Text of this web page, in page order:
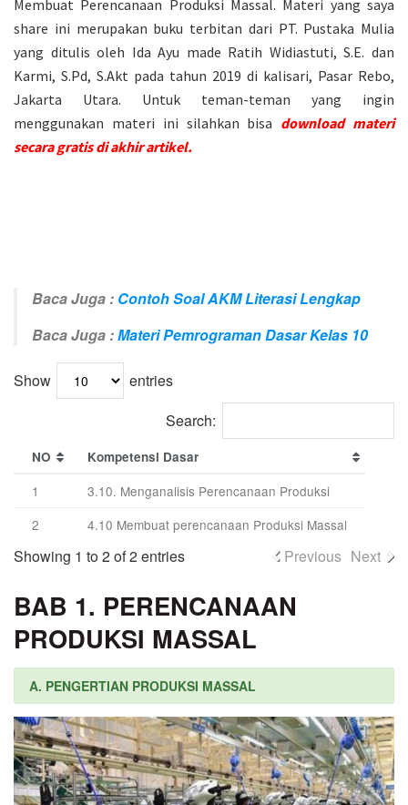
Membuat Perencanaan Produksi Massal. Materi yang saya
share ini merupakan buku terbitan dari PT. Pustaka Mulia
yang ditulis oleh Ida Ayu made Ratih Widiastuti, S.E. dan
Karmi, S.Pd, S.Akt pada tahun 2019 di kalisari, Pasar Rebo,
Jakarta Utara. Untuk teman-teman yang ingin
menggunakan materi ini silahkan bisa download materi
secara gratis di akhir artikel.
Baca Juga : Contoh Soal AKM Literasi Lengkap
Baca Juga :Materi Pemrograman Dasar Kelas 10
Show
entries
Search:
NO Kompetensi Dasar
1
3.10. Menganalisis Perencanaan Produksi
2
4.10 Membuat perencanaan Produksi Massal
Showing 1 to 2 of 2 entries Previous Next
BAB 1. PERENCANAAN
PRODUKSI MASSAL
A. PENGERTIAN PRODUKSI MASSAL